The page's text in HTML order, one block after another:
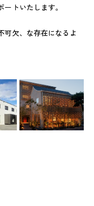
トいたします。
可欠、な存在になるよ